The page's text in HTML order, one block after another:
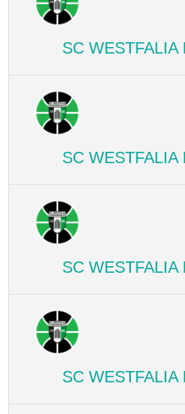
SC WESTFALIA
SC WESTFALIA
SC WESTFALIA
SC WESTFALIA